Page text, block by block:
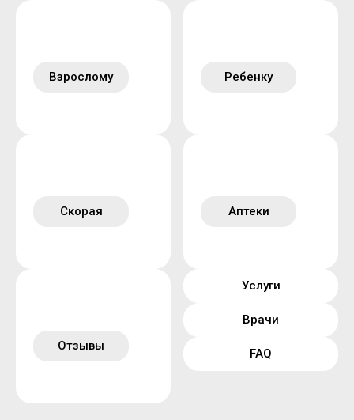
Взрослому Ребенку
Скорая Аптеки
Отзывы
Услуги
Врачи
FAQ